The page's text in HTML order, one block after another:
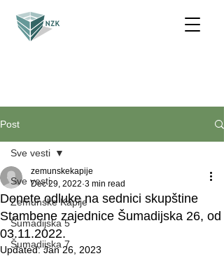
Post
Sve vesti
Zemunske Kapije
Šumadijska 5
Šumadijska 7
Sve vesti
Donete odluke na sednici skupštine
Stambene zajednice Šumadijska 26, od
03.11.2022.
zemunskekapije
Dec 29, 2022 3 min read
Updated:Jan 26, 2023